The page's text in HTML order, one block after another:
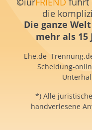
die
Die ganze
mehr als 15
Ehe.de
Scheidung-
*) Alle
handverlesene